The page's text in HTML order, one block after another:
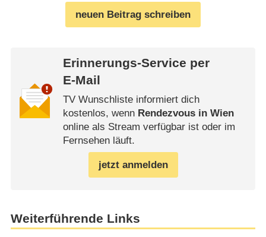
neuen Beitrag schreiben
Erinnerungs-Service per
E-Mail
TV Wunschliste informiert dich
kostenlos, wenn Rendezvous in Wien
online als Stream verfügbar ist oder im
Fernsehen läuft.
jetzt anmelden
Weiterführende Links